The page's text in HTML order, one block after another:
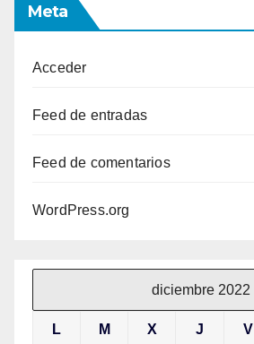
Meta
Acceder
Feed de entradas
Feed de comentarios
WordPress.org
diciembre 2022
L M X J V